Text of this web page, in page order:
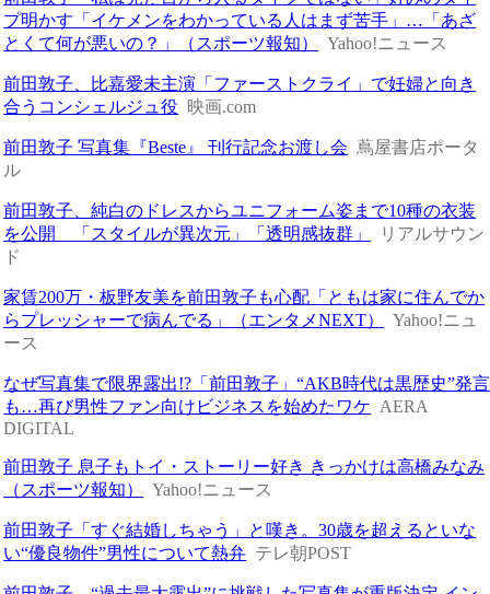
プ明かす「イケメンをわかっている人はまず苦手」…「あざ
とくて何が悪いの？」（スポーツ報知）
Yahoo!ニュース
前田敦子、比嘉愛未主演「ファーストクライ」で妊婦と向き
合うコンシェルジュ役 映画.com
前田敦子 写真集『Beste』 刊行記念お渡し会 蔦屋書店ポータ
ル
前田敦子、純白のドレスからユニフォーム姿まで10種の衣装
を公開 「スタイルが異次元」「透明感抜群」
リアルサウン
ド
家賃200万・板野友美を前田敦子も心配「ともは家に住んでか
らプレッシャーで病んでる」（エンタメNEXT）
Yahoo!ニュ
ース
なぜ写真集で限界露出!?「前田敦子」“AKB時代は黒歴史”発言
も…再び男性ファン向けビジネスを始めたワケ AERA
DIGITAL
前田敦子 息子もトイ・ストーリー好き きっかけは高橋みなみ
（スポーツ報知）
Yahoo!ニュース
前田敦子「すぐ結婚しちゃう」と嘆き。30歳を超えるといな
い“優良物件”男性について熱弁 テレ朝POST